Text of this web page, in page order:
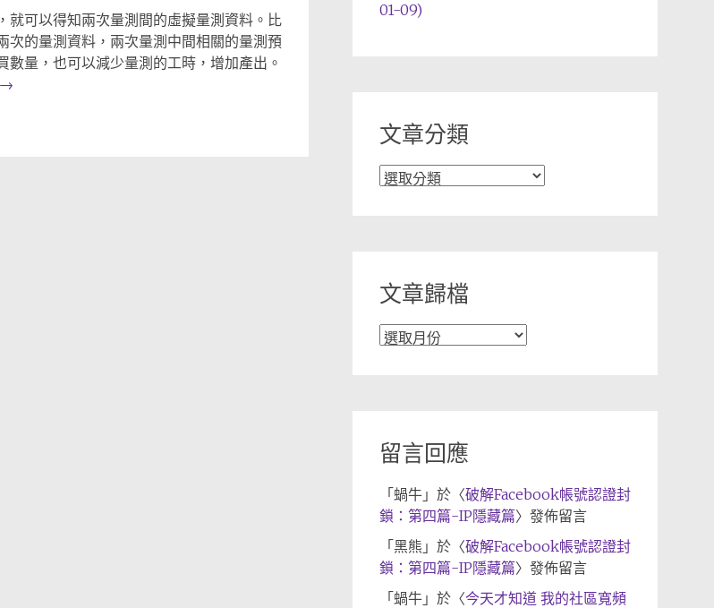
就可以得知兩次量測間的虛擬量測資料。比
次的量測資料，兩次量測中間相關的量測預
量，也可以減少量測的工時，增加產出。
→
01-09)
文章分類
文
文章歸檔
文
留言回應
「 蝸牛」於〈破解Facebook帳號認證封
鎖：第四篇-IP隱藏篇〉發佈留言
「 黑熊 」於〈破解Facebook帳號認證封
鎖：第四篇-IP隱藏篇〉發佈留言
「 蝸牛」於〈今天才知道 我的社區寬頻